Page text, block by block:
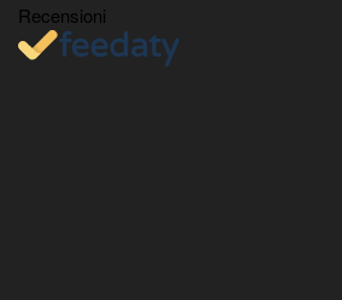
Recensioni